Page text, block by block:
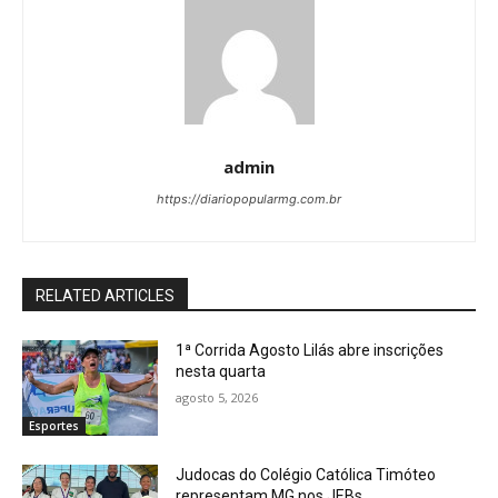
admin
https://diariopopularmg.com.br
RELATED ARTICLES
Esportes
1ª Corrida Agosto Lilás abre inscrições
nesta quarta
agosto 5, 2026
Judocas do Colégio Católica Timóteo